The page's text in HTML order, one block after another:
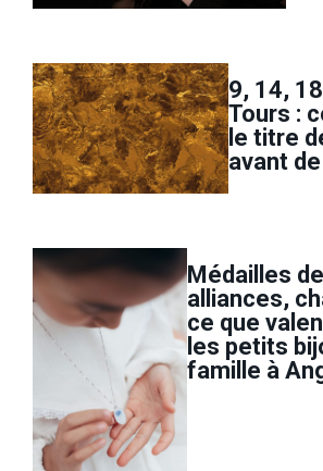
9, 14,
Tours :
le titre
avant
Médailles
alliances,
ce que
les petits
famille à